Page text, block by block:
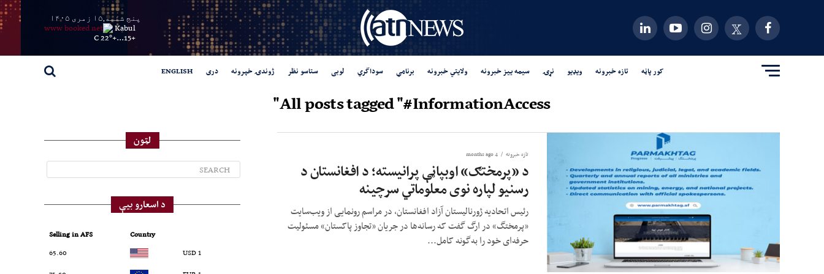
پنج شنبه,۱۵ زمری ۱۴۰۵
Kabul
+
15...
+
22° C
کور پاڼه تازه خبرونه ویډیو نړۍ سیمه ییز خبرونه ولایتي خبرونه برنامې سوداگري لوبی ستاسو نظر ژوندۍ خپرونه دری ENGLISH
All posts tagged "#InformationAccess"
تازه خبرونه 4 months ago
د «پرمختګ» اوبپاڼې پرانیسته؛ د افغانستان د
رسنیو لپاره نوی معلوماتي سرچینه
رئیس اتحادیه ژورنالیستان آزاد افغانستان، در مراسم رونمایی از ویب‌سایت
«پرمختگ» در ارگ گفت که رسانه‌ها در جریان «تجاوز پاکستان» مسئولیت
حرفه‌ای خود را به‌گونه کامل...
لټون
د اسعارو بیې
Country
Selling in AFS
1 USD
65.60